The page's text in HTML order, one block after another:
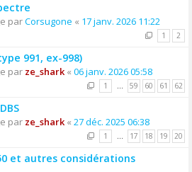
parCorsugone « 17 janv. 2026 11:22
1 2
991, ex-998)
par ze_shark« 06 janv. 2026 05:58
1 … 59 60 61 62
par ze_shark« 27 déc. 2025 06:38
1 … 17 18 19 20
et autres considérations